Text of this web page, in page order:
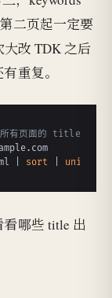
二页起一定要
改 TDK 之后
重复。
所有页面的 title
| sort uniq
哪些 title 出